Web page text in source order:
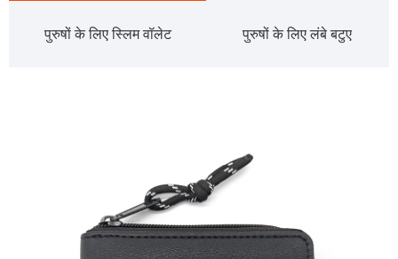
पुरुषों के लिए स्लिम वॉलेट पुरुषों के लिए लंबे बटुए